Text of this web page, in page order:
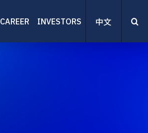
CAREER INVESTORS 中文